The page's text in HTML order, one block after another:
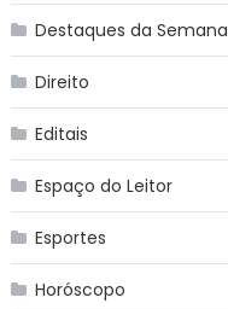
Destaques da Semana
Direito
Editais
Espaço do Leitor
Esportes
Horóscopo